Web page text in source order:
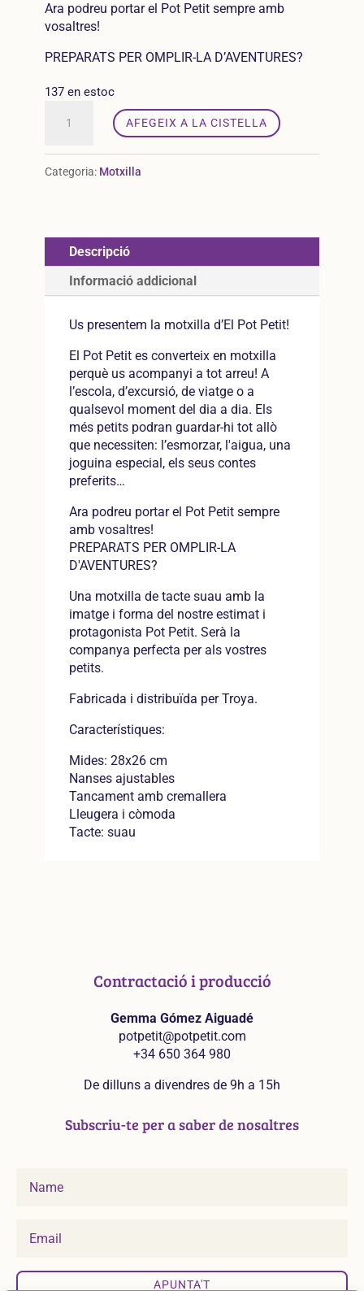
Ara podreu portar el Pot Petit sempre amb
vosaltres!
PREPARATS PER OMPLIR-LA D’AVENTURES?
137 en estoc
d’El
AFEGEIX A LA CISTELLA
Categoria: Motxilla
Descripció
Informació addicional
Us presentem la motxilla d’El Pot Petit!
El Pot Petit es converteix en motxilla
perquè us acompanyi a tot arreu! A
l’escola, d’excursió, de viatge o a
qualsevol moment del dia a dia. Els
més petits podran guardar-hi tot allò
que necessiten: l’esmorzar, l'aigua, una
joguina especial, els seus contes
preferits…
Ara podreu portar el Pot Petit sempre
amb vosaltres!
PREPARATS PER OMPLIR-LA
D'AVENTURES?
Una motxilla de tacte suau amb la
imatge i forma del nostre estimat i
protagonista Pot Petit. Serà la
companya perfecta per als vostres
petits.
Fabricada i distribuïda per Troya.
Característiques:
Mides: 28x26 cm
Nanses ajustables
Tancament amb cremallera
Lleugera i còmoda
Tacte: suau
Contractació i producció
Gemma Gómez Aiguadé
potpetit@potpetit.com
+34 650 364 980
De dilluns a divendres de 9h a 15h
Subscriu-te per a saber de nosaltres
APUNTA'T